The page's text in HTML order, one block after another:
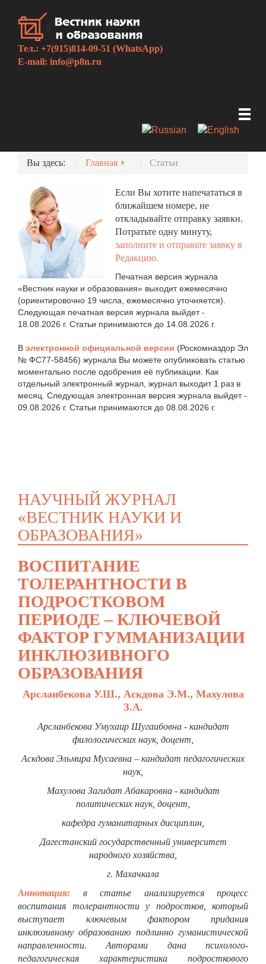
Тел.: +7(915)814-09-51 (WhatsApp)
E-mail: info@p8n.ru
Вы здесь: Главная Статьи
Если Вы хотите напечататься в
ближайшем номере, не
откладывайте отправку заявки.
Потратьте одну минуту,
заполните и отправьте заявку в
Редакцию.
Печатная версия журнала
«Вестник науки и образования» выходит ежемесячно
(ориентировочно 19 числа, ежемесячно уточняется).
Следующая печатная версия журнала выйдет -
18.08.2026 г. Статьи принимаются до 14.08.2026 г.
В электронной официальной версии (Роскомназдор Эл
№ ФС77-58456) журнала Вы можете опубликовать статью
моментально после одобрения её публикации. Как
отдельный электронный журнал, журнал выходит 1 раз в
месяц. Следующая электронная версия журнала выйдет -
09.08.2026 г. Статьи принимаются до 08.08.2026 г.
НАУЧНЫЙ ЖУРНАЛ
«ВЕСТНИК НАУКИ И
ОБРАЗОВАНИЯ»
ВОСПИТАНИЕ
ТОЛЕРАНТНОСТИ В
ПОДРОСТКОВОМ
ПЕРИОДЕ – КЛЮЧЕВОЙ
ФАКТОР ГУММАНИЗАЦИИ
ИНКЛЮЗИВНОГО
ОБРАЗОВАНИЯ
Арсланбекова У.Ш., Аскдова Э.М., Махулова
З.А.
Арсланбекова Умухаир Шугаибовна - кандидат
филологических наук, доцент,
Аскдова Эльмира Мусаевна – кандидат педагогических
наук,
Махулова Загидат Абакаровна - кандидат
политических наук, доцент,
кафедра гуманитарных дисциплин,
Дагестанский государственный университет
народного хозяйства,
г. Махачкала
Аннотация: в статье анализируется процесс
воспитания толерантности у подростков, который
выступает ключевым фактором придания
инклюзивному образованию подлинно гуманистической
направленности. Авторами дана психолого-
педагогическая характеристика подросткового